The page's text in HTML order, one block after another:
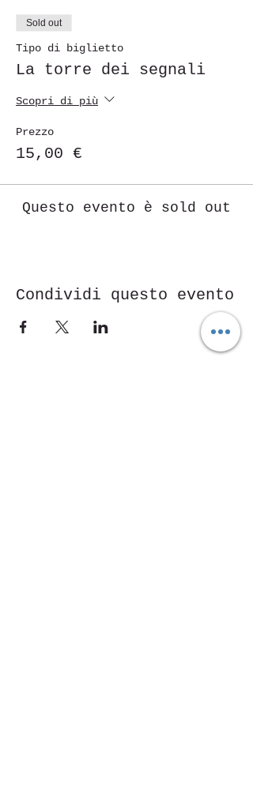
Sold out
Tipo di biglietto
La torre dei segnali
Scopri di più
Prezzo
15,00 €
Questo evento è sold out
Condividi questo evento